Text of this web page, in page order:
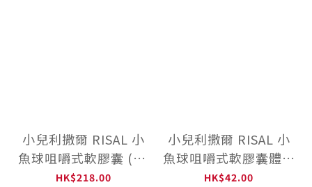
小兒利撒爾 RISAL 小
魚球咀嚼式軟膠囊 (60
粒)
HK$218.00
小兒利撒爾 RISAL 小
魚球咀嚼式軟膠囊體驗
包 (10粒)
HK$42.00